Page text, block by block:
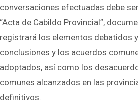
conversaciones efectuadas debe
“Acta de Cabildo Provincial”,
registrará los elementos debatidos
conclusiones y los acuerdos
adoptados, así como los
comunes alcanzados en las
definitivos.